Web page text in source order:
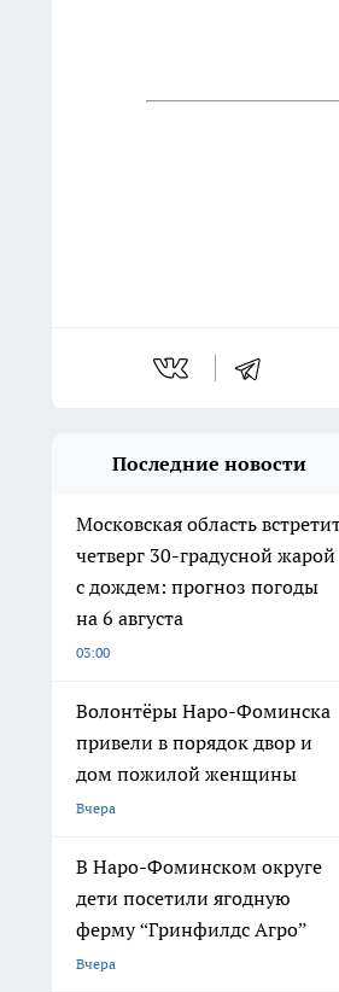
Последние новости
Московская область
четверг 30-градусной жарой
с дождем: прогноз погоды
на 6 августа
03:00
Волонтёры Наро-Фоминска
привели в порядок двор и
дом пожилой женщины
Вчера
В Наро-Фоминском округе
дети посетили ягодную
ферму “Гринфилдс Агро”
Вчера